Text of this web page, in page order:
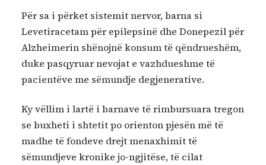
Për sa i përket sistemit nervor, barna si
Levetiracetam për epilepsinë dhe Donepezil për
Alzheimerin shënojnë konsum të qëndrueshëm,
duke pasqyruar nevojat e vazhdueshme të
pacientëve me sëmundje degjenerative.
Ky vëllim i lartë i barnave të rimbursuara tregon
se buxheti i shtetit po orienton pjesën më të
madhe të fondeve drejt menaxhimit të
sëmundjeve kronike jo-ngjitëse, të cilat